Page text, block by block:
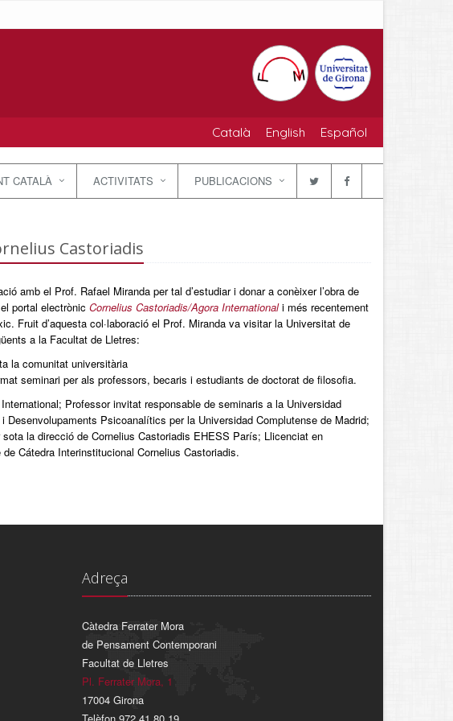
Català English Español
CATALÀ ACTIVITATS PUBLICACIONS
Castoriadis
amb el Prof. Rafael Miranda per tal d’estudiar i donar a conèixer l’obra de
portal electrònic Cornelius Castoriadis/Agora Internationali més recentement
Fruit d’aquesta col·laboració el Prof. Miranda va visitar la Universitat de
a la Facultat de Lletres:
la comunitat universitària
seminari per als professors, becaris i estudiants de doctorat de filosofia.
Professor invitat responsable de seminaris a la Universidad
Psicoanalítics per la Universidad Complutense de Madrid;
la direcció de Cornelius Castoriadis EHESS París; Llicenciat en
Cátedra Interinstitucional Cornelius Castoriadis.
Adreça
Càtedra Ferrater Mora
de Pensament Contemporani
Facultat de Lletres
Pl. Ferrater Mora, 1
17004 Girona